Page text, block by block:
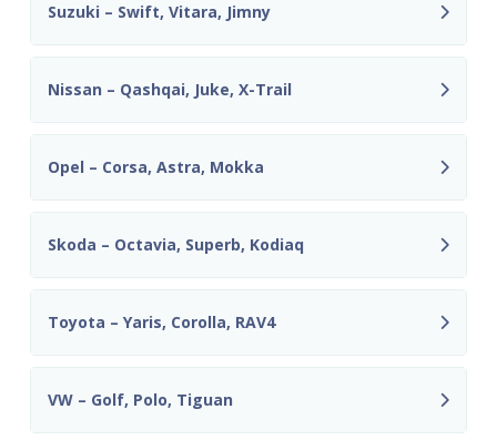
Suzuki – Swift, Vitara, Jimny
Nissan – Qashqai, Juke, X-Trail
Opel – Corsa, Astra, Mokka
Skoda – Octavia, Superb, Kodiaq
Toyota – Yaris, Corolla, RAV4
VW – Golf, Polo, Tiguan